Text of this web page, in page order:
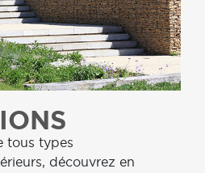
tous types
découvrez en